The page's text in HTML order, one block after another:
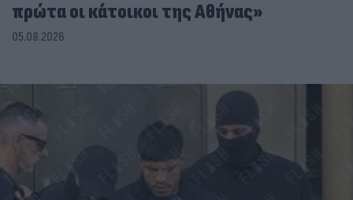
πρώτα οι κάτοικοι της Αθήνας»
05.08.2026